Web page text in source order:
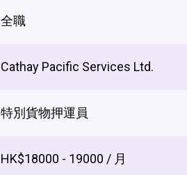
全職
Cathay Pacific Services Ltd.
特別貨物押運員
HK$18000 - 19000 / 月